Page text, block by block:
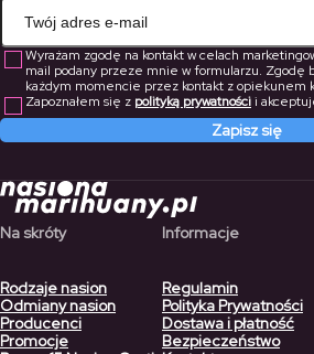
Wyrażam zgodę na kontakt w celach
mail podany przeze mnie w formularzu. Zgodę
każdym momencie przez kontakt z opiekunem
Zapoznałem się z polityką prywatnościi
Zapisz się
Na skróty
Rodzaje nasion
Odmiany nasion
Producenci
Promocje
Informacje
Regulamin
Polityka Prywatności
Dostawa i płatność
Bezpieczeństwo